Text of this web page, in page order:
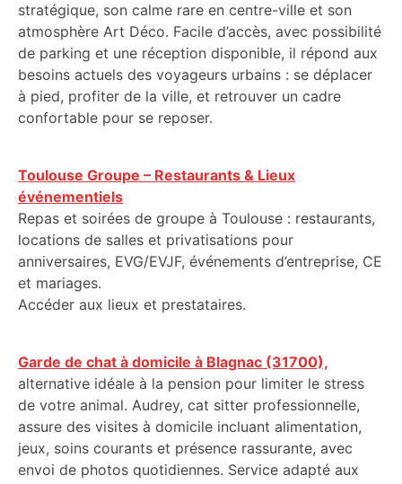
stratégique, son calme rare en centre-ville et son
atmosphère Art Déco. Facile d’accès, avec possibilité
de parking et une réception disponible, il répond aux
besoins actuels des voyageurs urbains : se déplacer
à pied, profiter de la ville, et retrouver un cadre
confortable pour se reposer.
Toulouse Groupe – Restaurants & Lieux
événementiels
Repas et soirées de groupe à Toulouse : restaurants,
locations de salles et privatisations pour
anniversaires, EVG/EVJF, événements d’entreprise, CE
et mariages.
Accéder aux lieux et prestataires.
Garde de chat à domicile à Blagnac (31700),
alternative idéale à la pension pour limiter le stress
de votre animal. Audrey, cat sitter professionnelle,
assure des visites à domicile incluant alimentation,
jeux, soins courants et présence rassurante, avec
envoi de photos quotidiennes. Service adapté aux